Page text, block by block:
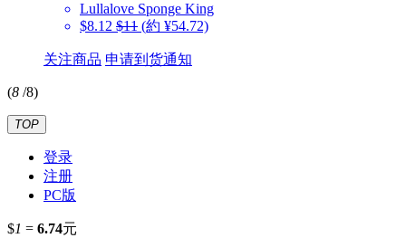
Lullalove Sponge King
$8.12 $11 (約 ¥54.72)
关注商品 申请到货通知
(8 /8)
TOP
登录
注册
PC版
$1 = 6.74元